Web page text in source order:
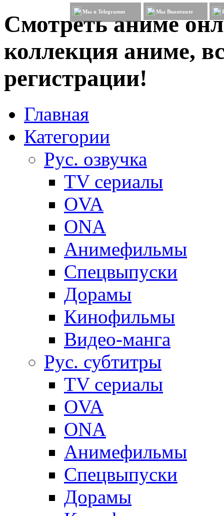
Смотреть аниме
коллекция аниме,
регистрации!
Мы в Telegramm Мы Вконтакте
Главная
Категории
Рус. озвучка
TV сериалы
OVA
ONA
Анимефильмы
Спецвыпуски
Дорамы
Кинофильмы
Видео-манга
Рус. субтитры
TV сериалы
OVA
ONA
Анимефильмы
Спецвыпуски
Дорамы